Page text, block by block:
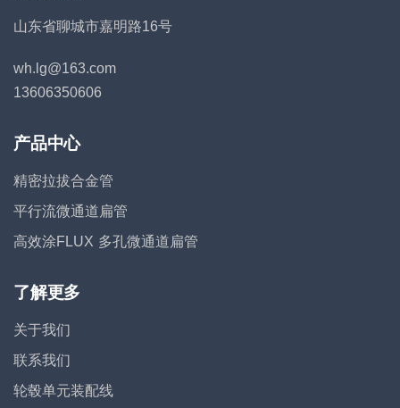
山东省聊城市嘉明路16号
wh.lg@163.com
13606350606
产品中心
精密拉拔合金管
平行流微通道扁管
高效涂FLUX 多孔微通道扁管
了解更多
关于我们
联系我们
轮毂单元装配线